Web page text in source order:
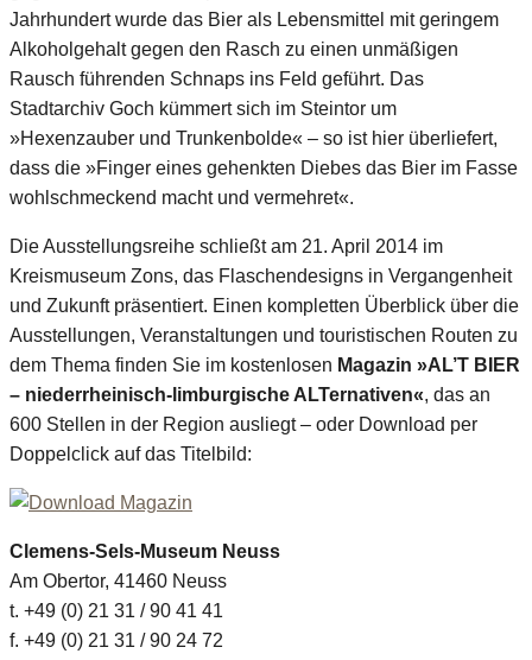
Jahrhundert wurde das Bier als Lebensmittel mit geringem
Alkoholgehalt gegen den Rasch zu einen unmäßigen
Rausch führenden Schnaps ins Feld geführt. Das
Stadtarchiv Goch kümmert sich im Steintor um
»Hexenzauber und Trunkenbolde« – so ist hier überliefert,
dass die »Finger eines gehenkten Diebes das Bier im Fasse
wohlschmeckend macht und vermehret«.
Die Ausstellungsreihe schließt am 21. April 2014 im
Kreismuseum Zons, das Flaschendesigns in Vergangenheit
und Zukunft präsentiert. Einen kompletten Überblick über die
Ausstellungen, Veranstaltungen und touristischen Routen zu
dem Thema finden Sie im kostenlosen Magazin »AL’T BIER
– niederrheinisch-limburgische ALTernativen«, das an
600 Stellen in der Region ausliegt – oder Download per
Doppelclick auf das Titelbild:
Clemens-Sels-Museum Neuss
Am Obertor, 41460 Neuss
t. +49 (0) 21 31 / 90 41 41
f. +49 (0) 21 31 / 90 24 72